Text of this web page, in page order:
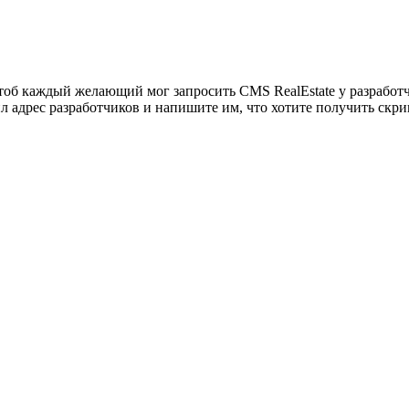
каждый желающий мог запросить CMS RealEstate у
адрес разработчиков и напишите им, что хотите получить